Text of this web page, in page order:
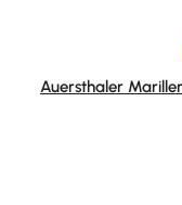
Durchschnittliche
Auersthaler